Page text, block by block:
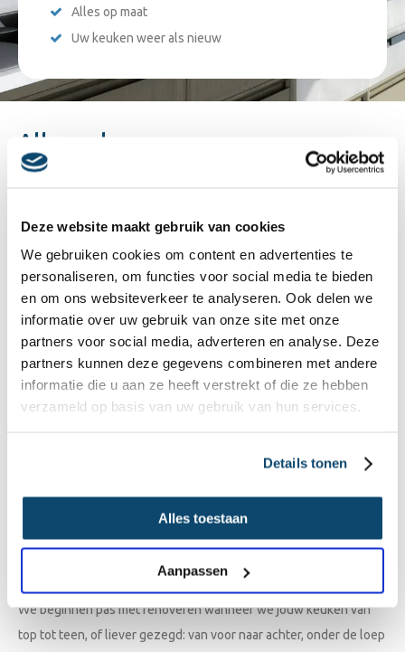
Deze website maakt gebruik van cookies
We gebruiken cookies om content en advertenties te
personaliseren, om functies voor social media te bieden
en om ons websiteverkeer te analyseren. Ook delen we
informatie over uw gebruik van onze site met onze
partners voor social media, adverteren en analyse. Deze
partners kunnen deze gegevens combineren met andere
informatie die u aan ze heeft verstrekt of die ze hebben
verzameld op basis van uw gebruik van hun services.
Details tonen
Alles toestaan
Aanpassen
Alles op maat
Uw keuken weer als nieuw
Alles volgens uw wensen en
planning
Waarom onze service zo uniek is? Ten eerste: tijd. Zo kunnen we
jouw keukenrenovatie vaak al binnen één dag realiseren. Doordat
we al jaren keukens renoveren, weten we dat een renovatie veel
minder tijd kost dan het plaatsen van een geheel nieuwe. Veel
onderdelen worden vervangen, en dus niet gesloopt, en dat
scheelt tijd.
hoeveelheid werk die nodig is voor de renovatie. Daarbij kunnen
we je ook helpen met de plaatsing vaninbouwapparatuurals een
oven of vaatwasser, wat wél extra kosten met zich meebrengt. Zo
moeten er soms leidingen getrokken worden.
De beste keuken
We beginnen pas met renoveren wanneer we jouw keuken van
top tot teen, of liever gezegd: van voor naar achter, onder de loep